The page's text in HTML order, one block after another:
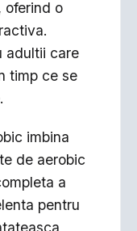
oferind o
adultii care
timp ce se
imbina
de aerobic
a
pentru